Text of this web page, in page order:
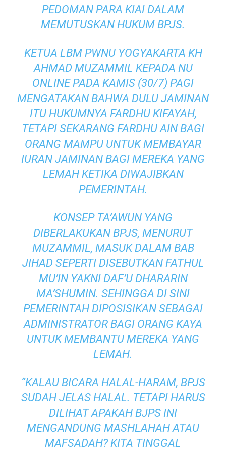
PEDOMAN PARA KIAI DALAM
MEMUTUSKAN HUKUM BPJS.
KETUA LBM PWNU YOGYAKARTA KH
AHMAD MUZAMMIL KEPADA NU
ONLINEPADA KAMIS (30/7) PAGI
MENGATAKAN BAHWA DULU JAMINAN
ITU HUKUMNYA FARDHU KIFAYAH,
TETAPI SEKARANG FARDHU AIN BAGI
ORANG MAMPU UNTUK MEMBAYAR
IURAN JAMINAN BAGI MEREKA YANG
LEMAH KETIKA DIWAJIBKAN
PEMERINTAH.
KONSEP TA’AWUN YANG
DIBERLAKUKAN BPJS, MENURUT
MUZAMMIL, MASUK DALAM BAB
JIHAD SEPERTI DISEBUTKAN FATHUL
MU’INYAKNI DAF’U DHARARIN
MA’SHUMIN. SEHINGGA DI SINI
PEMERINTAH DIPOSISIKAN SEBAGAI
ADMINISTRATOR BAGI ORANG KAYA
UNTUK MEMBANTU MEREKA YANG
LEMAH.
“KALAU BICARA HALAL-HARAM, BPJS
SUDAH JELAS HALAL. TETAPI HARUS
DILIHAT APAKAH BJPS INI
MENGANDUNG MASHLAHAH ATAU
MAFSADAH? KITA TINGGAL